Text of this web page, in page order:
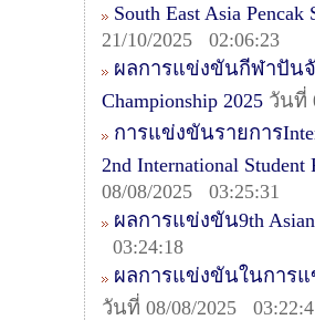
South East Asia
21/10/2025 02:06:23
ผลการแข่งขันกีฬาปันจั
Championship 2025 วันที่
การแข่งขันรายการ
2nd International Student
08/08/2025 03:25:31
ผลการแข่งขัน9th Asian
03:24:18
ผลการแข่งขันในการแข่
วันที่ 08/08/2025